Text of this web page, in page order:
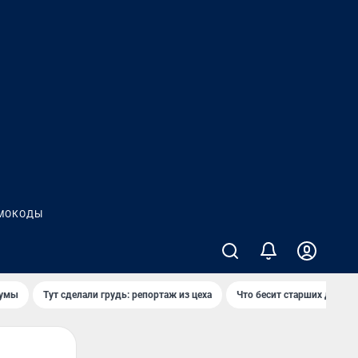
Тут сделали грудь: репортаж из цеха Что бесит старших детей